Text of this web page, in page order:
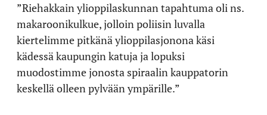
”Riehakkain ylioppilaskunnan tapahtuma oli ns.
makaroonikulkue, jolloin poliisin luvalla
kiertelimme pitkänä ylioppilasjonona käsi
kädessä kaupungin katuja ja lopuksi
muodostimme jonosta spiraalin kauppatorin
keskellä olleen pylvään ympärille.”